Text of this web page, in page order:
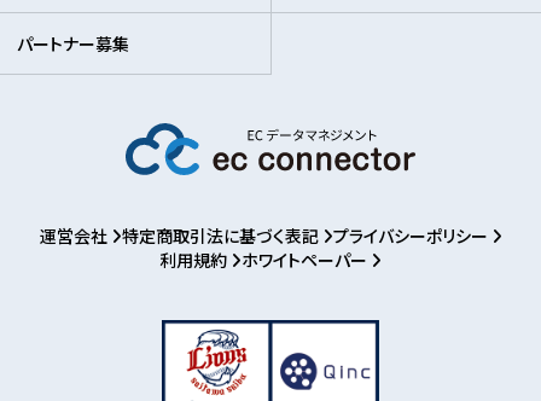
パートナー募集
運営会社 特定商取引法に基づく表記 プライバシーポリシー
利用規約
ホワイトペーパー